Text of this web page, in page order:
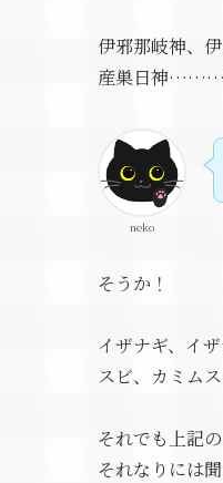
伊邪那岐神、
産巣日神………
neko
そうか！
イザナギ、イ
スビ、カミム
それでも上記
それなりには